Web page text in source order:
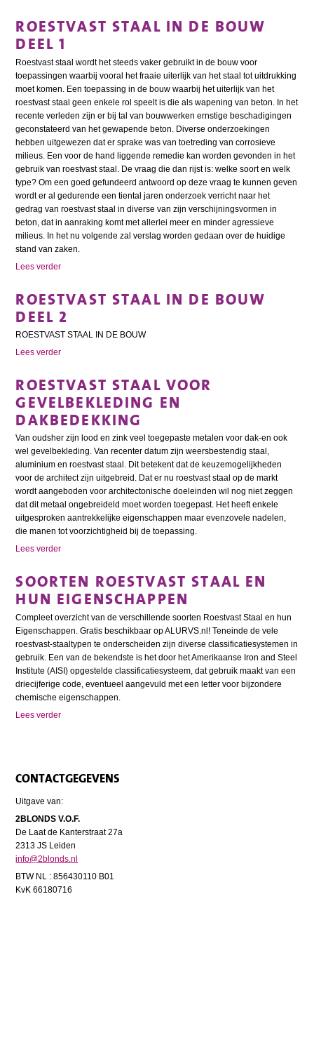
ROESTVAST STAAL IN DE BOUW
DEEL 1
Roestvast staal wordt het steeds vaker gebruikt in de bouw voor
toepassingen waarbij vooral het fraaie uiterlijk van het staal tot uitdrukking
moet komen. Een toepassing in de bouw waarbij het uiterlijk van het
roestvast staal geen enkele rol speelt is die als wapening van beton. In het
recente verleden zijn er bij tal van bouwwerken ernstige beschadigingen
geconstateerd van het gewapende beton. Diverse onderzoekingen
hebben uitgewezen dat er sprake was van toetreding van corrosieve
milieus. Een voor de hand liggende remedie kan worden gevonden in het
gebruik van roestvast staal. De vraag die dan rijst is: welke soort en welk
type? Om een goed gefundeerd antwoord op deze vraag te kunnen geven
wordt er al gedurende een tiental jaren onderzoek verricht naar het
gedrag van roestvast staal in diverse van zijn verschijningsvormen in
beton, dat in aanraking komt met allerlei meer en minder agressieve
milieus. In het nu volgende zal verslag worden gedaan over de huidige
stand van zaken.
Lees verder
ROESTVAST STAAL IN DE BOUW
DEEL 2
ROESTVAST STAAL IN DE BOUW
Lees verder
ROESTVAST STAAL VOOR
GEVELBEKLEDING EN
DAKBEDEKKING
Van oudsher zijn lood en zink veel toegepaste metalen voor dak-en ook
wel gevelbekleding. Van recenter datum zijn weersbestendig staal,
aluminium en roestvast staal. Dit betekent dat de keuzemogelijkheden
voor de architect zijn uitgebreid. Dat er nu roestvast staal op de markt
wordt aangeboden voor architectonische doeleinden wil nog niet zeggen
dat dit metaal ongebreideld moet worden toegepast. Het heeft enkele
uitgesproken aantrekkelijke eigenschappen maar evenzovele nadelen,
die manen tot voorzichtigheid bij de toepassing.
Lees verder
SOORTEN ROESTVAST STAAL EN
HUN EIGENSCHAPPEN
Compleet overzicht van de verschillende soorten Roestvast Staal en hun
Eigenschappen. Gratis beschikbaar op ALURVS.nl! Teneinde de vele
roestvast-staaltypen te onderscheiden zijn diverse classificatiesystemen in
gebruik. Een van de bekendste is het door het Amerikaanse Iron and Steel
Institute (AISI) opgestelde classificatiesysteem, dat gebruik maakt van een
driecijferige code, eventueel aangevuld met een letter voor bijzondere
chemische eigenschappen.
Lees verder
CONTACTGEGEVENS
Uitgave van:
2BLONDS V.O.F.
De Laat de Kanterstraat 27a
2313 JS Leiden
info@2blonds.nl
BTW NL : 856430110 B01
KvK 66180716